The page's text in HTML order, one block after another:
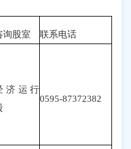
询股室 联系电话
济运行
0595-87372382